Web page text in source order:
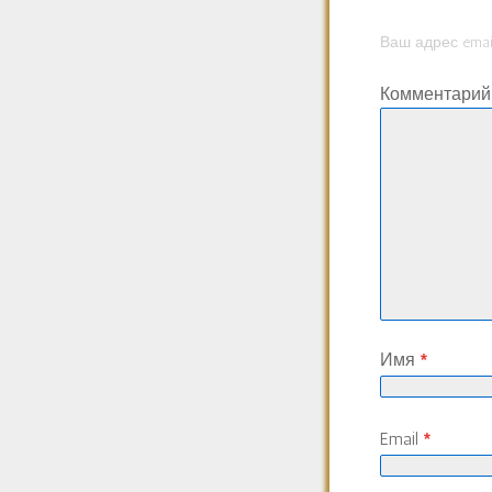
Ваш адрес
Имя*
Email*